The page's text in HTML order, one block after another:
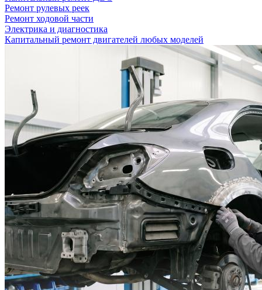
Ремонт рулевых реек
Ремонт ходовой части
Электрика и диагностика
Капитальный ремонт двигателей любых моделей